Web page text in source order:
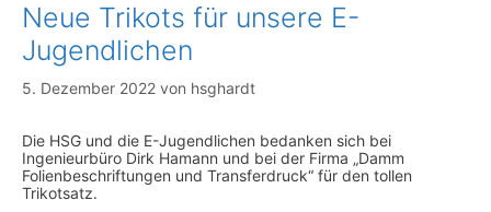
Neue Trikots für unsere E-
Jugendlichen
5. Dezember 2022 von hsghardt
Die HSG und die E-Jugendlichen bedanken sich bei
Ingenieurbüro Dirk Hamann und bei der Firma „Damm
Folienbeschriftungen und Transferdruck“ für den tollen
Trikotsatz.